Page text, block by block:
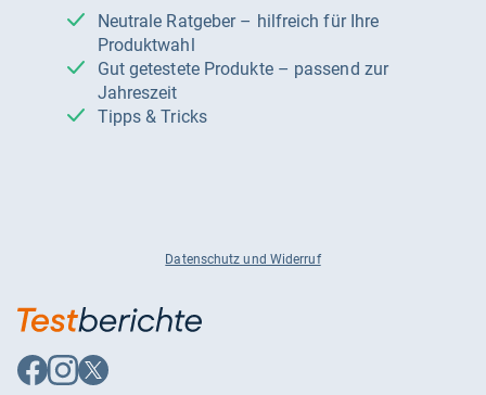
Neutrale Ratgeber – hilfreich für Ihre
Produktwahl
Gut getestete Produkte – passend zur
Jahreszeit
Tipps & Tricks
Datenschutz und Widerruf
Auf
Facebook
Auf
Instagram
Auf
X